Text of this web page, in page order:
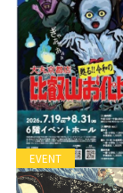
EVENT